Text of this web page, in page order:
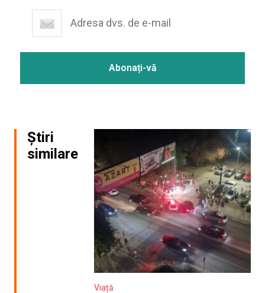
Știri
similare
Viață